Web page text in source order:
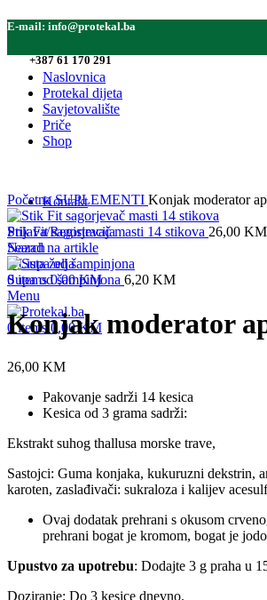
E-mail: info@protekal.ba
+387 61 170 291
Naslovnica
Protekal dijeta
Savjetovalište
Priče
Shop
Kontakt
Prijava/Registracija
Search
0Lista želja
0items 0,00KM
Menu
0items 0,00KM
PočetnaSUPLEMENTI Konjak moderator
Stik Fit sagorjevač masti 14 stikova 26,00 KM
Nazad na artikle
Supa od šampinjona 6,20 KM
Konjak moderator
26,00 KM
Pakovanje sadrži 14 kesica
Kesica od 3 grama sadrži:
Ekstrakt suhog thallusa morske trave,
Sastojci: Guma konjaka, kukuruzni dekstrin,
karoten, zaslađivači: sukraloza i kalijev
Ovaj dodatak prehrani s okusom
prehrani bogat je kromom, bogat je
Upustvo za upotrebu: Dodajte 3 g praha u
Doziranje: Do 3 kesice dnevno.